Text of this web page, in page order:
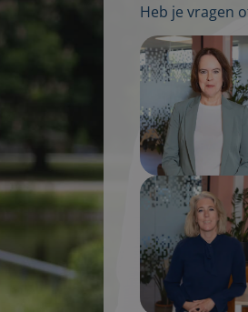
Heb je vragen